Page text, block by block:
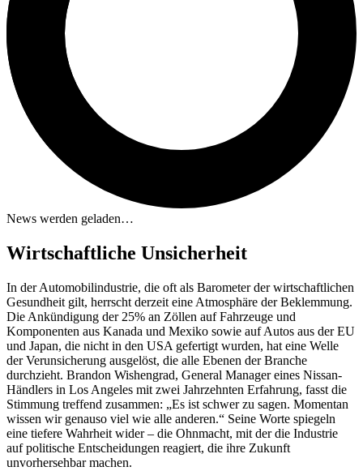
News werden geladen…
Wirtschaftliche Unsicherheit
In der Automobilindustrie, die oft als Barometer der wirtschaftlichen
Gesundheit gilt, herrscht derzeit eine Atmosphäre der Beklemmung.
Die Ankündigung der 25% an Zöllen auf Fahrzeuge und
Komponenten aus Kanada und Mexiko sowie auf Autos aus der EU
und Japan, die nicht in den USA gefertigt wurden, hat eine Welle
der Verunsicherung ausgelöst, die alle Ebenen der Branche
durchzieht. Brandon Wishengrad, General Manager eines Nissan-
Händlers in Los Angeles mit zwei Jahrzehnten Erfahrung, fasst die
Stimmung treffend zusammen: „Es ist schwer zu sagen. Momentan
wissen wir genauso viel wie alle anderen.“ Seine Worte spiegeln
eine tiefere Wahrheit wider – die Ohnmacht, mit der die Industrie
auf politische Entscheidungen reagiert, die ihre Zukunft
unvorhersehbar machen.